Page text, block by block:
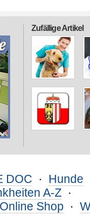
Zufällige Artikel
DOC · Hunde
A-Z ·
Online Shop ·